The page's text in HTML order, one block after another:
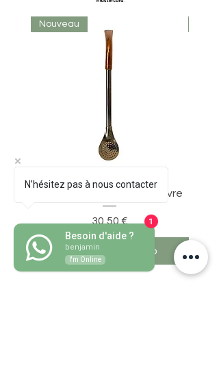
Nouveau
Bombillon Pico de Loro Cuivre
Prezzo
30,50 €
Aggiungi al carrello
N’hésitez pas à nous contacter
Besoin d'aide ?
benjamin
I'm Online
1